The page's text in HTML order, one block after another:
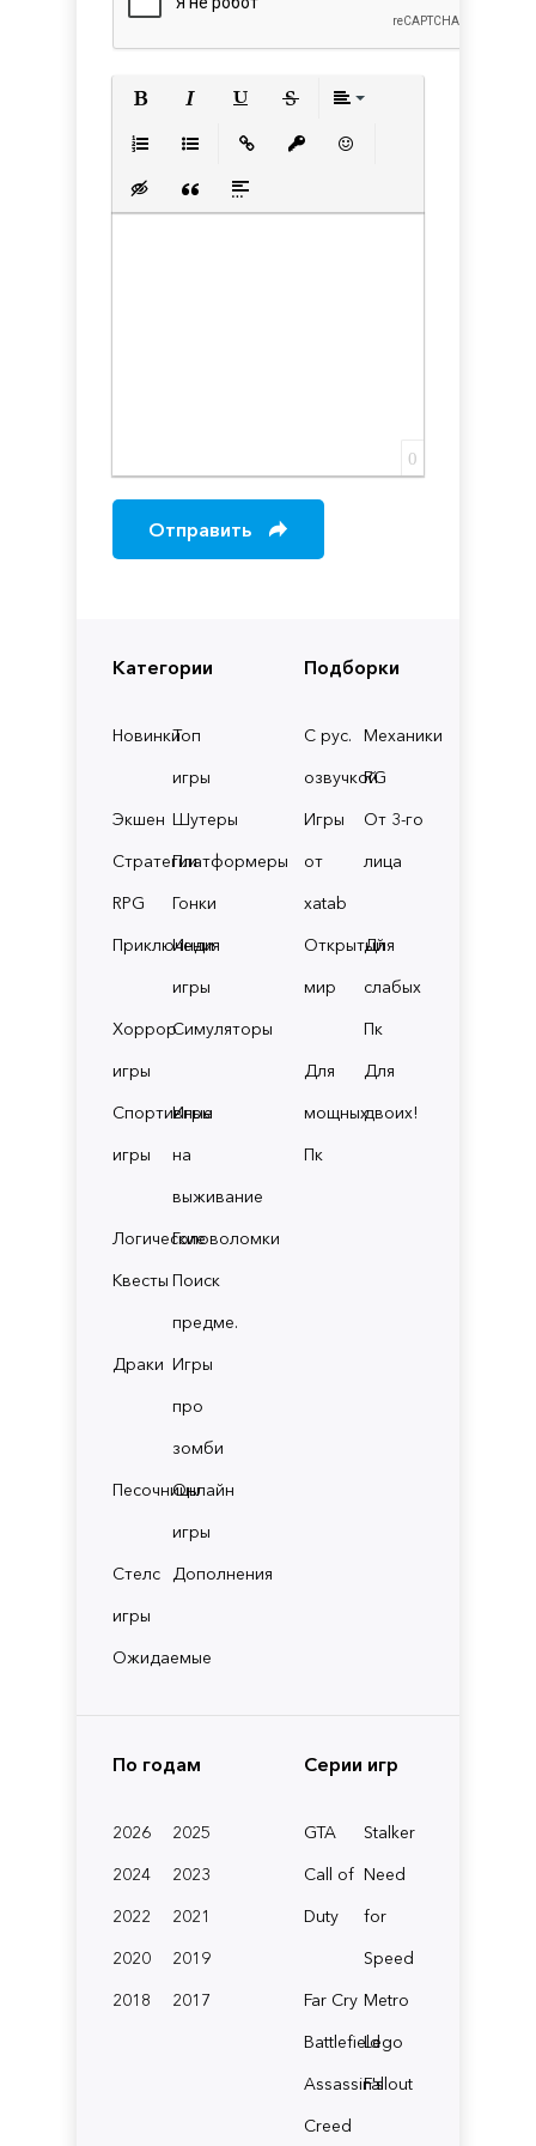
Категории
НовинкиТоп
игры
Экшен Шутеры
СтратегииПлатформеры
RPG
Гонки
Приключения
Инди
игры
Хоррор
игры
Симуляторы
Спортивные
игры
Игры
на
выживание
ЛогическиеГоловоломки
Квесты Поиск
предме.
Драки Игры
про
зомби
ПесочницыОнлайн
игры
Стелс
игры
Дополнения
Ожидаемые
Подборки
С рус.
озвучкой
Механики
RG
Игры
от
xatab
От 3-го
лица
Открытый
мир
Для
слабых
Пк
Для
мощных
Пк
Для
двоих!
По годам
2026
2025
2024
2023
2022
2021
2020
2019
2018
2017
Серии игр
GTA
Stalker
Call of
Duty
Need
for
Speed
Far Cry Metro
BattlefieldLego
Assassin's
Creed
Fallout
Вставка скрытого текста
Вставка цитаты
Вставка спойлера
0
Отправить